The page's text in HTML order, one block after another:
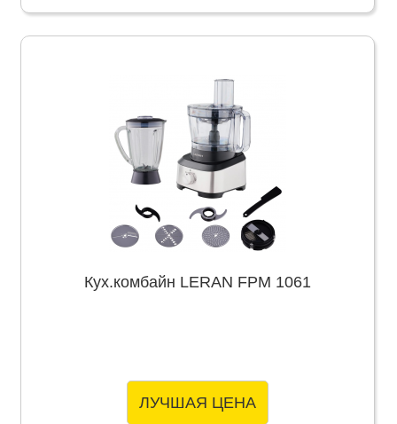
Кух.комбайн LERAN FPM 1061
ЛУЧШАЯ ЦЕНА